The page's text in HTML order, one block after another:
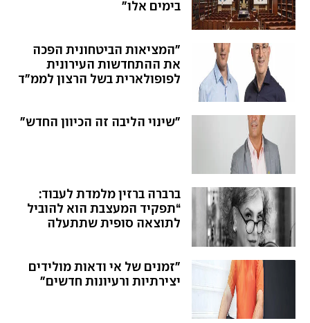
בימים אלו"
"המציאות הביטחונית הפכה
את ההתחדשות העירונית
לפופולארית בשל הרצון לממ"ד
"שינוי הליבה זה הכיוון החדש"
ברברה ברזין מלמדת לעבוד:
“תפקיד המעצבת הוא להוביל
לתוצאה סופית שתתעלה
"זמנים של אי ודאות מולידים
יצירתיות ורעיונות חדשים"